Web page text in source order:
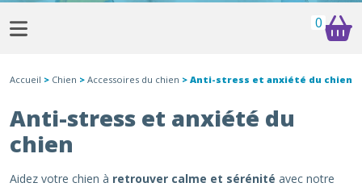
0
Accueil > Chien > Accessoires du chien > Anti-stress et anxiété du chien
Anti-stress et anxiété du
chien
Aidez votre chien à retrouver calme et sérénité avec notre